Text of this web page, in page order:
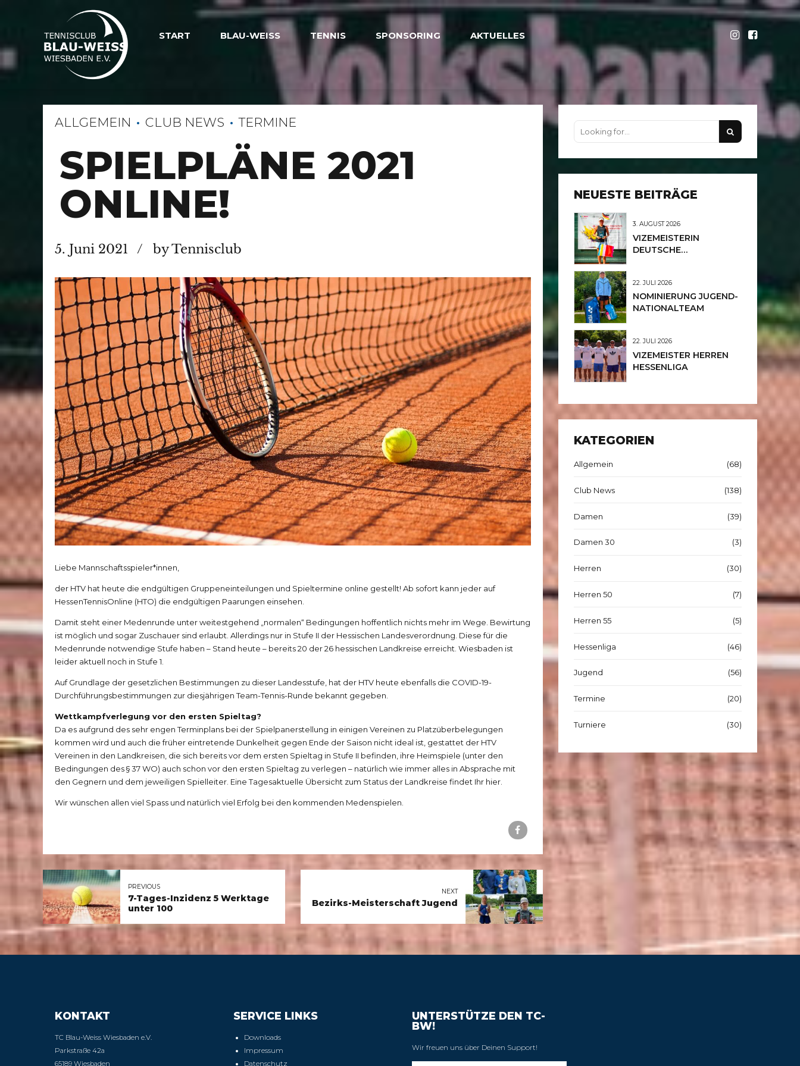
START BLAU-WEISS TENNIS SPONSORING AKTUELLES
ALLGEMEIN CLUB NEWS TERMINE
SPIELPLÄNE 2021
ONLINE!
5. Juni 2021 by Tennisclub
Liebe Mannschaftsspieler*innen,
der HTV hat heute die endgültigen Gruppeneinteilungen und Spieltermine online gestellt! Ab sofort kann jeder auf
HessenTennisOnline (HTO) die endgültigen Paarungen einsehen.
Damit steht einer Medenrunde unter weitestgehend „normalen“ Bedingungen hoffentlich nichts mehr im Wege. Bewirtung
ist möglich und sogar Zuschauer sind erlaubt. Allerdings nur in Stufe II der Hessischen Landesverordnung. Diese für die
Medenrunde notwendige Stufe haben – Stand heute – bereits 20 der 26 hessischen Landkreise erreicht. Wiesbaden ist
leider aktuell noch in Stufe 1.
Auf Grundlage der gesetzlichen Bestimmungen zu dieser Landesstufe, hat der HTV heute ebenfalls die COVID-19-
Durchführungsbestimmungen zur diesjährigen Team-Tennis-Runde bekannt gegeben.
Wettkampfverlegung vor den ersten Spieltag?
Da es aufgrund des sehr engen Terminplans bei der Spielpanerstellung in einigen Vereinen zu Platzüberbelegungen
kommen wird und auch die früher eintretende Dunkelheit gegen Ende der Saison nicht ideal ist, gestattet der HTV
Vereinen in den Landkreisen, die sich bereits vor dem ersten Spieltag in Stufe II befinden, ihre Heimspiele (unter den
Bedingungen des § 37 WO) auch schon vor den ersten Spieltag zu verlegen – natürlich wie immer alles in Absprache mit
den Gegnern und dem jeweiligen Spielleiter. EineTagesaktuelle Übersicht zum Status der Landkreise findet Ihr hier.
Wir wünschen allen viel Spass und natürlich viel Erfolg bei den kommenden Medenspielen.
PREVIOUS
7-Tages-Inzidenz 5 Werktage
unter 100
NEXT
Bezirks-Meisterschaft Jugend
NEUESTE BEITRÄGE
3. AUGUST 2026
VIZEMEISTERIN
DEUTSCHE
22. JULI 2026
NOMINIERUNG JUGEND-
NATIONALTEAM
22. JULI 2026
VIZEMEISTER HERREN
HESSENLIGA
KATEGORIEN
Allgemein (68)
Club News (138)
Damen (39)
Damen 30 (3)
Herren (30)
Herren 50 (7)
Herren 55 (5)
Hessenliga (46)
Jugend (56)
Termine (20)
Turniere (30)
KONTAKT
TC Blau-Weiss Wiesbaden e.V.
Parkstraße 42a
65189 Wiesbaden
SERVICE LINKS
Downloads
Impressum
Datenschutz
UNTERSTÜTZE DEN TC-
BW!
Wir freuen uns über Deinen Support!